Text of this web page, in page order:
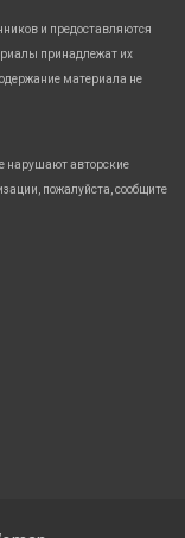
и предоставляются
принадлежат их
материала не
нарушают авторские
пожалуйста, сообщите